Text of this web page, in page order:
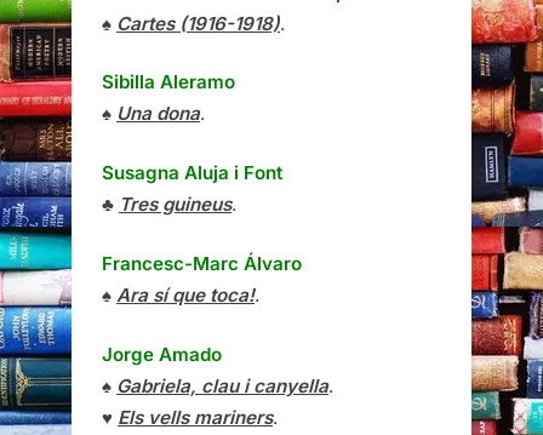
♠ Cartes (1916-1918).
Sibilla Aleramo
♠ Una dona.
Susagna Aluja i Font
♣ Tres guineus.
Francesc-Marc Álvaro
♠ Ara sí que toca!.
Jorge Amado
♠ Gabriela, clau i canyella.
♥ Els vells mariners.